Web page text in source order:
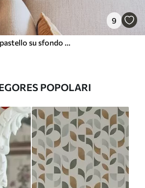
9
Delicati rami di fiori pastello su sfondo beige
POPOLARI